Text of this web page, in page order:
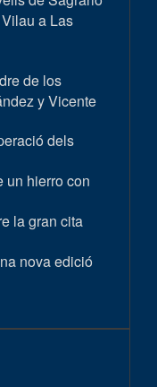
a Las
de los
y Vicente
dels
un hierro con
la gran cita
nova edició